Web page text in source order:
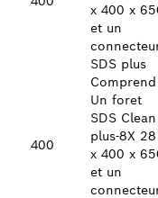
x 400 x
et un
SDS plus
400
Un foret
SDS Clean
plus-8X 28
x 400 x
et un